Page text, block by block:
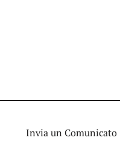
Invia un Comunicato